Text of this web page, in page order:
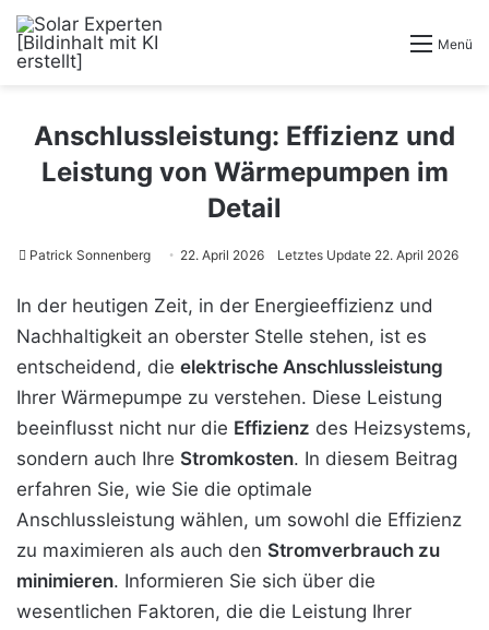
Menü
Anschlussleistung: Effizienz und
Leistung von Wärmepumpen im
Detail
Patrick Sonnenberg 22. April 2026 Letztes Update 22. April 2026
In der heutigen Zeit, in der Energieeffizienz und
Nachhaltigkeit an oberster Stelle stehen, ist es
entscheidend, die elektrische Anschlussleistung
Ihrer Wärmepumpe zu verstehen. Diese Leistung
beeinflusst nicht nur die Effizienz des Heizsystems,
sondern auch Ihre Stromkosten. In diesem Beitrag
erfahren Sie, wie Sie die optimale
Anschlussleistung wählen, um sowohl die Effizienz
zu maximieren als auch den Stromverbrauch zu
minimieren. Informieren Sie sich über die
wesentlichen Faktoren, die die Leistung Ihrer